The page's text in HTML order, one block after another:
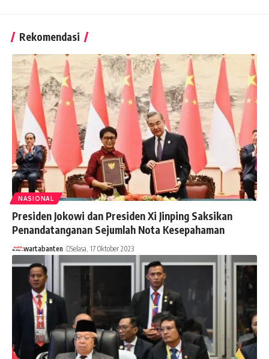
Rekomendasi
NASIONAL
Presiden Jokowi dan Presiden Xi Jinping Saksikan
Penandatanganan Sejumlah Nota Kesepahaman
wartabanten Selasa, 17 Oktober 2023